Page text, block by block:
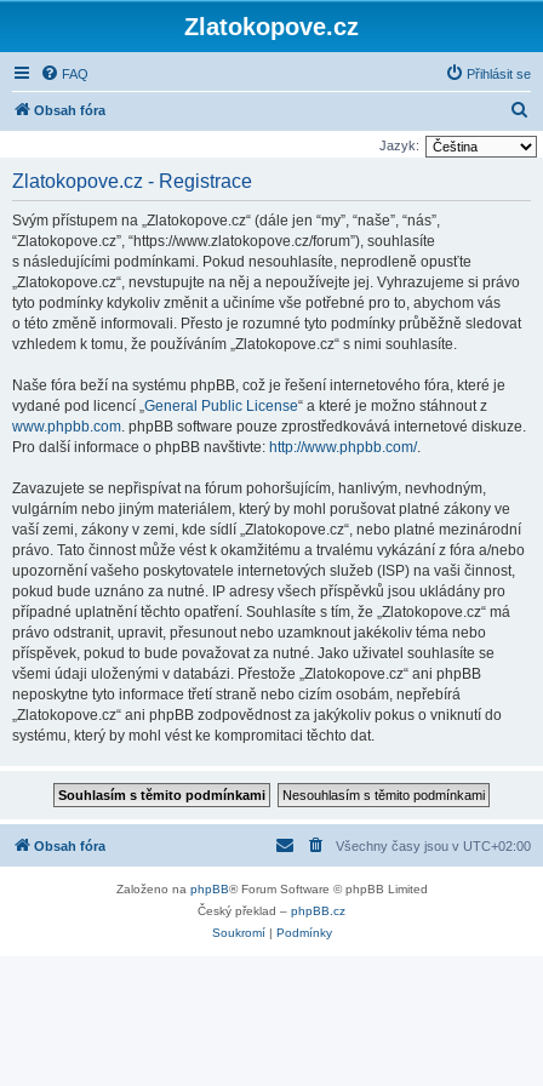
Zlatokopove.cz
FAQ Přihlásit se
Obsah fóra
l
Jazyk:
Zlatokopove.cz - Registrace
Svým přístupem na „Zlatokopove.cz“ (dále jen “my”, “naše”, “nás”,
“Zlatokopove.cz”, “https://www.zlatokopove.cz/forum”), souhlasíte
s následujícími podmínkami. Pokud nesouhlasíte, neprodleně opusťte
„Zlatokopove.cz“, nevstupujte na něj a nepoužívejte jej. Vyhrazujeme si právo
tyto podmínky kdykoliv změnit a učiníme vše potřebné pro to, abychom vás
o této změně informovali. Přesto je rozumné tyto podmínky průběžně sledovat
vzhledem k tomu, že používáním „Zlatokopove.cz“ s nimi souhlasíte.
Naše fóra beží na systému phpBB, což je řešení internetového fóra, které je
vydané pod licencí „General Public License“ a které je možno stáhnout z
www.phpbb.com. phpBB software pouze zprostředkovává internetové diskuze.
Pro další informace o phpBB navštivte: http://www.phpbb.com/.
Zavazujete se nepřispívat na fórum pohoršujícím, hanlivým, nevhodným,
vulgárním nebo jiným materiálem, který by mohl porušovat platné zákony ve
vaší zemi, zákony v zemi, kde sídlí „Zlatokopove.cz“, nebo platné mezinárodní
právo. Tato činnost může vést k okamžitému a trvalému vykázání z fóra a/nebo
upozornění vašeho poskytovatele internetových služeb (ISP) na vaši činnost,
pokud bude uznáno za nutné. IP adresy všech příspěvků jsou ukládány pro
případné uplatnění těchto opatření. Souhlasíte s tím, že „Zlatokopove.cz“ má
právo odstranit, upravit, přesunout nebo uzamknout jakékoliv téma nebo
příspěvek, pokud to bude považovat za nutné. Jako uživatel souhlasíte se
všemi údaji uloženými v databázi. Přestože „Zlatokopove.cz“ ani phpBB
neposkytne tyto informace třetí straně nebo cizím osobám, nepřebírá
„Zlatokopove.cz“ ani phpBB zodpovědnost za jakýkoliv pokus o vniknutí do
systému, který by mohl vést ke kompromitaci těchto dat.
Obsah fóra Všechny časy jsou v UTC+02:00
Založeno na phpBB® Forum Software © phpBB Limited
Český překlad – phpBB.cz
Soukromí| Podmínky